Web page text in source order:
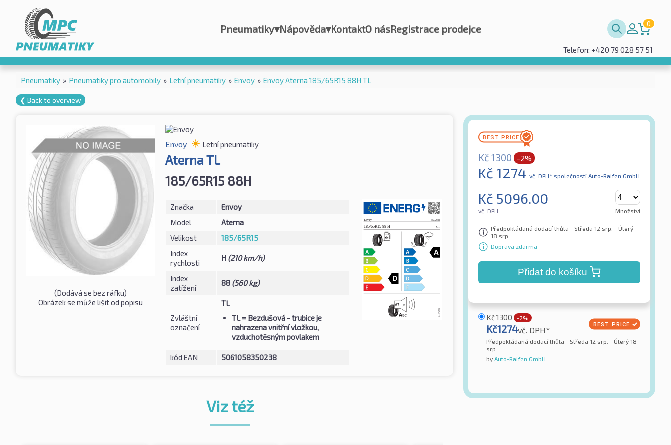
Pneumatiky▾Nápověda▾KontaktO násRegistrace prodejce 0
Telefon: +420 79 028 57 51
Pneumatiky » Pneumatiky pro automobily » Letní pneumatiky » Envoy » Envoy Aterna 185/65R15 88H TL
❮ Back to overview
(Dodává se bez ráfku)
Obrázek se může lišit od popisu
Envoy Letní pneumatiky
Aterna TL
185/65R15 88H
Značka
Envoy
Model
Aterna
Velikost
185/65R15
Index
rychlosti
H (210 km/h)
Index
zatížení
88 (560 kg)
Zvláštní
označení
TL
TL= Bezdušová - trubice je
nahrazena vnitřní vložkou,
vzduchotěsným povlakem
kód EAN 5061058350238
Kč 1300 -2%
Kč 1274 vč. DPH* společností Auto-Raifen GmbH
Kč 5096.00
vč. DPH Množství
Předpokládaná dodací lhůta - Středa 12 srp. - Úterý
18 srp.
Doprava zdarma
Přidat do košíku
Kč1300 -2%
Kč1274vč. DPH*
Předpokládaná dodací lhůta - Středa 12 srp. - Úterý 18
srp.
by Auto-Raifen GmbH
Viz též